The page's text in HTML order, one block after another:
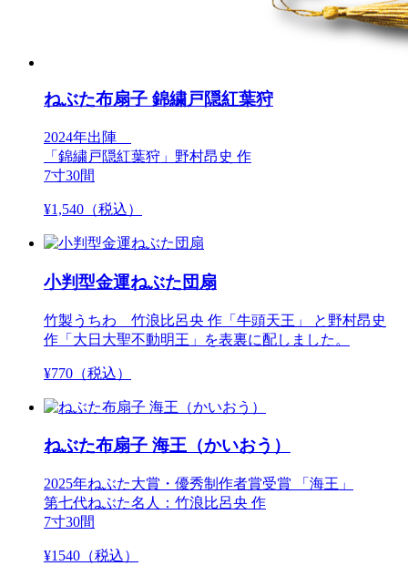
ねぶた布扇子 錦繍戸隠紅葉狩
2024年出陣
「錦繍戸隠紅葉狩」野村昂史 作
7寸30間
¥1,540 （税込）
小判型金運ねぶた団扇
竹製うちわ 竹浪比呂央 作「牛頭天王」 と野村昂史
作「大日大聖不動明王」を表裏に配しました。
¥770 （税込）
ねぶた布扇子 海王（かいおう）
2025年ねぶた大賞・優秀制作者賞受賞 「海王」
第七代ねぶた名人：竹浪比呂央 作
7寸30間
¥1540 （税込）